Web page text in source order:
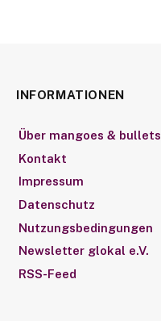
INFORMATIONEN
Über mangoes & bullets
Kontakt
Impressum
Datenschutz
Nutzungsbedingungen
Newsletter glokal e.V.
RSS-Feed